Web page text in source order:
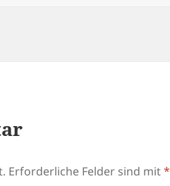
Erforderliche Felder sind mit*